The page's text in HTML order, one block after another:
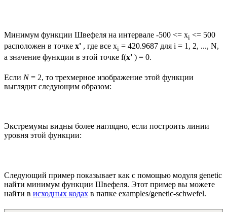
Минимум функции Швефеля на интервале -500 <= xi <= 500
расположен в точке x' , где все xi = 420.9687 для i = 1, 2, ..., N,
а значение функции в этой точке f(x' ) = 0.
Если N= 2, то трехмерное изображение этой функции
выглядит следующим образом:
Экстремумы видны более наглядно, если построить линии
уровня этой функции:
Следующий пример показывает как с помощью модуля genetic
найти минимум функции Швефеля. Этот пример вы можете
найти в исходных кодах в папке examples/genetic-schwefel.